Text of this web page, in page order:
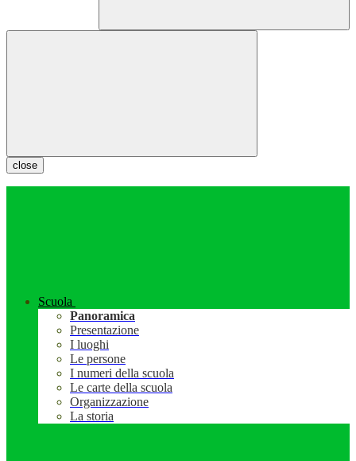
close
Scuola
Panoramica
Presentazione
I luoghi
Le persone
I numeri della scuola
Le carte della scuola
Organizzazione
La storia